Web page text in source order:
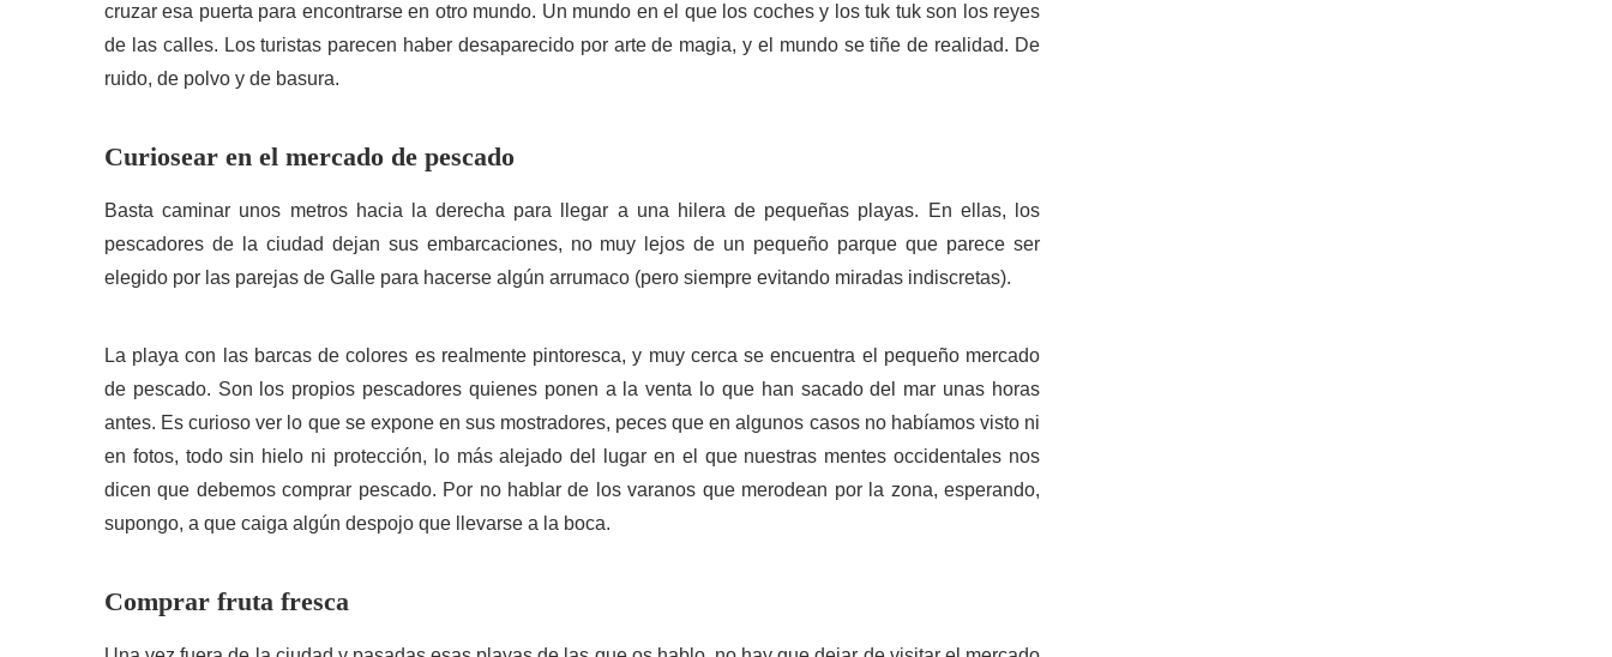
cruzar esa puerta para encontrarse en otro mundo. Un mundo en el que los coches y los tuk tuk son los reyes
de las calles. Los turistas parecen haber desaparecido por arte de magia, y el mundo se tiñe de realidad. De
ruido, de polvo y de basura.
Curiosear en el mercado de pescado
Basta caminar unos metros hacia la derecha para llegar a una hilera de pequeñas playas. En ellas, los
pescadores de la ciudad dejan sus embarcaciones, no muy lejos de un pequeño parque que parece ser
elegido por las parejas de Galle para hacerse algún arrumaco (pero siempre evitando miradas indiscretas).
La playa con las barcas de colores es realmente pintoresca, y muy cerca se encuentra el pequeño mercado
de pescado. Son los propios pescadores quienes ponen a la venta lo que han sacado del mar unas horas
antes. Es curioso ver lo que se expone en sus mostradores, peces que en algunos casos no habíamos visto ni
en fotos, todo sin hielo ni protección, lo más alejado del lugar en el que nuestras mentes occidentales nos
dicen que debemos comprar pescado. Por no hablar de los varanos que merodean por la zona, esperando,
supongo, a que caiga algún despojo que llevarse a la boca.
Comprar fruta fresca